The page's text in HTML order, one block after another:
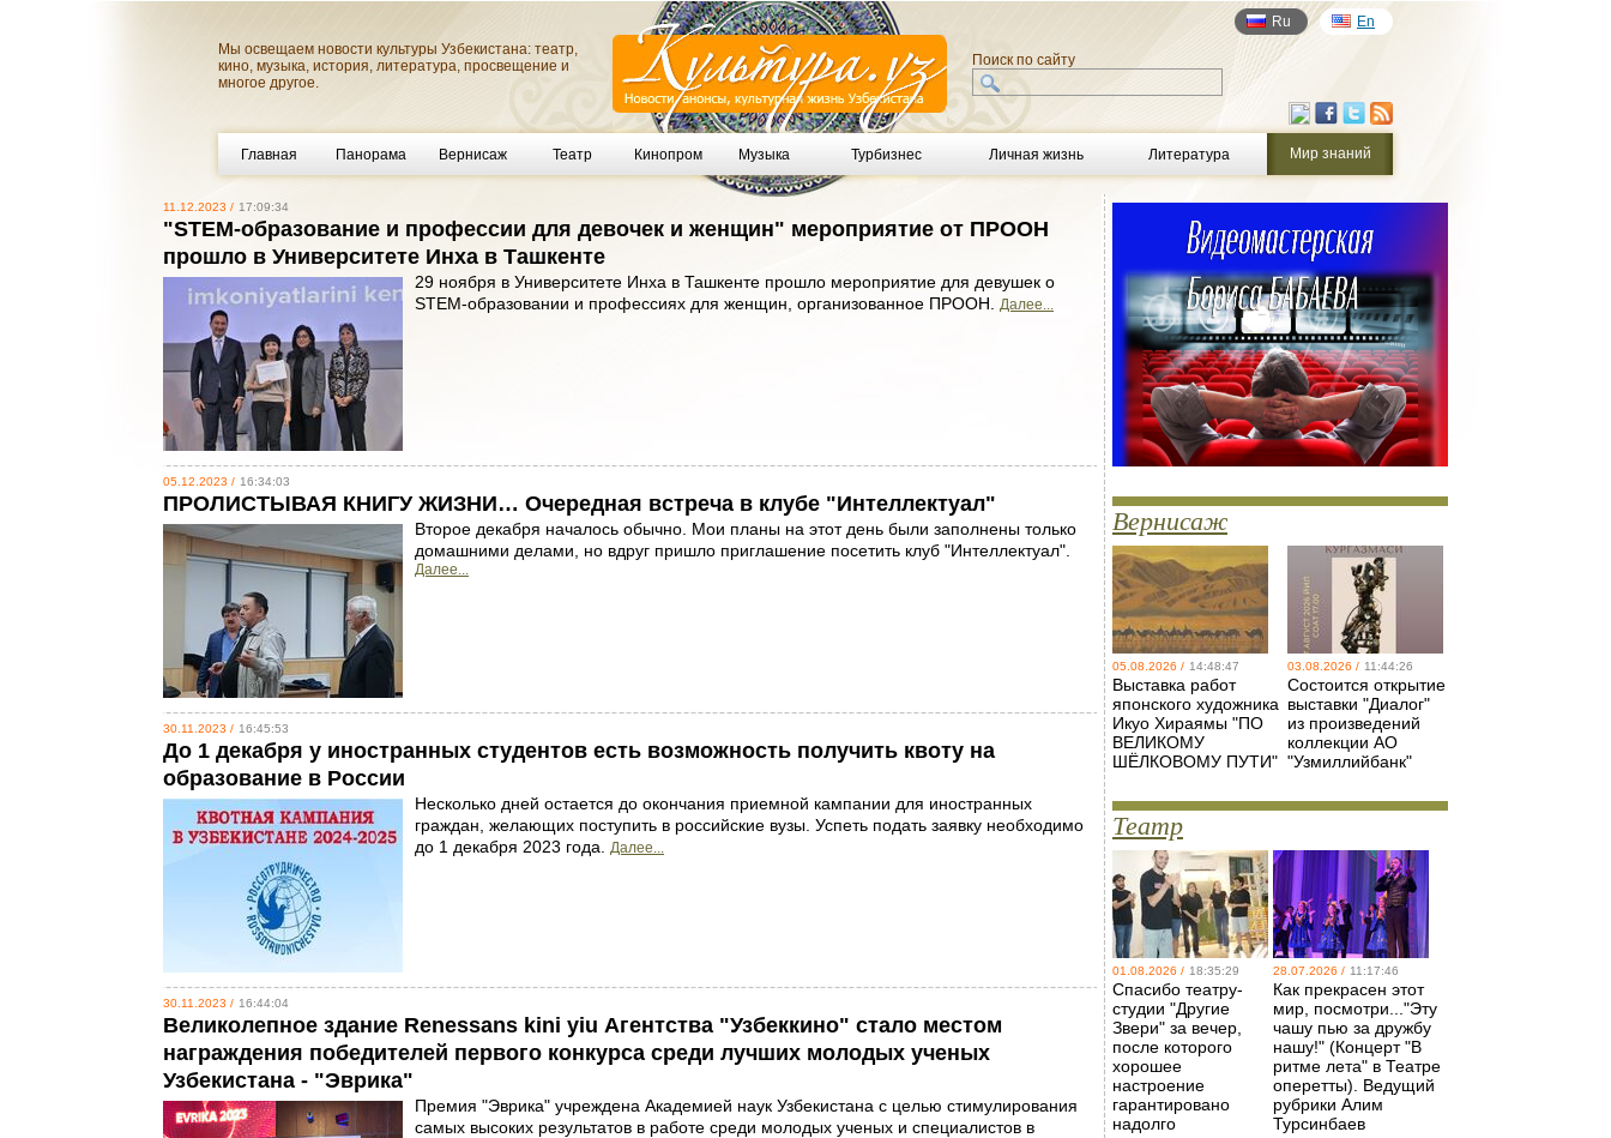
Мы освещаем новости культуры Узбекистана: театр,
кино, музыка, история, литература, просвещение и
многое другое.
Ru En
Поиск по сайту
Главная Панорама Вернисаж Театр Кинопром Музыка Турбизнес Личная жизнь Литература Мир знаний
11.12.2023 / 17:09:34
"STEM-образование и профессии для девочек и женщин" мероприятие от ПРООН
прошло в Университете Инха в Ташкенте
29 ноября в Университете Инха в Ташкенте прошло мероприятие для девушек о
STEM-образовании и профессиях для женщин, организованное ПРООН. Далее...
05.12.2023 / 16:34:03
ПРОЛИСТЫВАЯ КНИГУ ЖИЗНИ… Очередная встреча в клубе "Интеллектуал"
Второе декабря началось обычно. Мои планы на этот день были заполнены только
домашними делами, но вдруг пришло приглашение посетить клуб "Интеллектуал".
Далее...
30.11.2023 / 16:45:53
До 1 декабря у иностранных студентов есть возможность получить квоту на
образование в России
Несколько дней остается до окончания приемной кампании для иностранных
граждан, желающих поступить в российские вузы. Успеть подать заявку необходимо
до 1 декабря 2023 года. Далее...
30.11.2023 / 16:44:04
Великолепное здание Renessans kini yiu Агентства "Узбеккино" стало местом
награждения победителей первого конкурса среди лучших молодых ученых
Узбекистана - "Эврика"
Премия "Эврика" учреждена Академией наук Узбекистана с целью стимулирования
самых высоких результатов в работе среди молодых ученых и специалистов в
Вернисаж
05.08.2026 / 14:48:47
Выставка работ
японского художника
Икуо Хираямы "ПО
ВЕЛИКОМУ
ШЁЛКОВОМУ ПУТИ"
03.08.2026 / 11:44:26
Состоится открытие
выставки "Диалог"
из произведений
коллекции АО
"Узмиллийбанк"
Театр
01.08.2026 / 18:35:29
Спасибо театру-
студии "Другие
Звери" за вечер,
после которого
хорошее
настроение
гарантировано
надолго
28.07.2026 / 11:17:46
Как прекрасен этот
мир, посмотри..."Эту
чашу пью за дружбу
нашу!" (Концерт "В
ритме лета" в Театре
оперетты). Ведущий
рубрики Алим
Турсинбаев